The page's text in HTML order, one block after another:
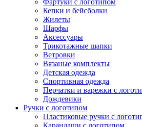
Фартуки с логотипом
Кепки и бейсболки
Жилеты
Шарфы
Аксессуары
Трикотажные шапки
Ветровки
Вязаные комплекты
Детская одежда
Спортивная одежда
Перчатки и варежки с
Дождевики
Ручки с логотипом
Пластиковые ручки с